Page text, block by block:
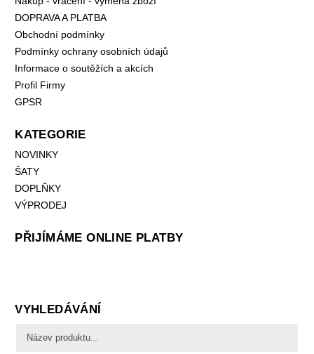
DOPRAVA A PLATBA
Obchodní podmínky
Podmínky ochrany osobních údajů
Informace o soutěžích a akcích
Profil Firmy
GPSR
KATEGORIE
NOVINKY
ŠATY
DOPLŇKY
VÝPRODEJ
PŘIJÍMÁME ONLINE PLATBY
VYHLEDÁVÁNÍ